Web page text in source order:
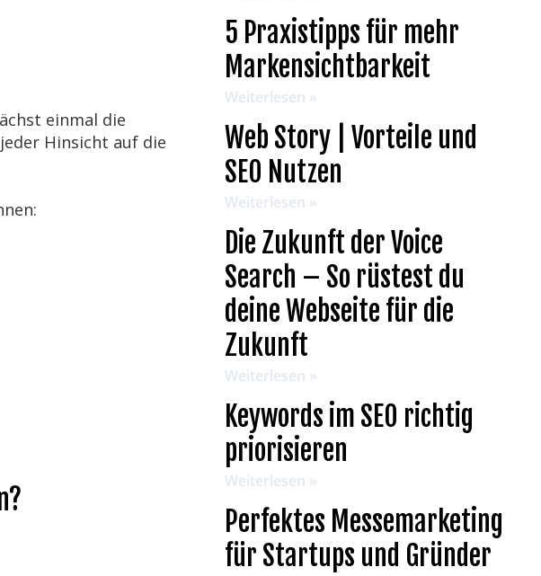
einmal die
Hinsicht auf die
5 Praxistipps für mehr
Markensichtbarkeit
Weiterlesen »
Web Story | Vorteile und
SEO Nutzen
Weiterlesen »
Die Zukunft der Voice
Search – So rüstest du
deine Webseite für die
Zukunft
Weiterlesen »
Keywords im SEO richtig
priorisieren
Weiterlesen »
Perfektes Messemarketing
für Startups und Gründer